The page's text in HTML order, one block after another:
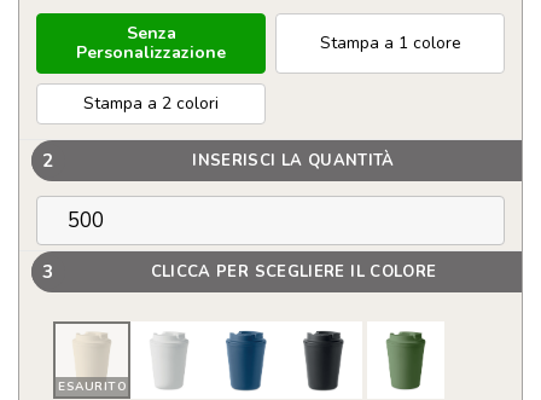
Senza
Personalizzazione
Stampa a 1 colore
Stampa a 2 colori
2 INSERISCI LA QUANTITÀ
3 CLICCA PER SCEGLIERE IL COLORE
ESAURITO